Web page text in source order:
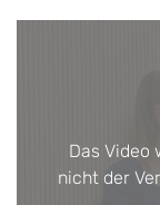
Das Video
nicht der